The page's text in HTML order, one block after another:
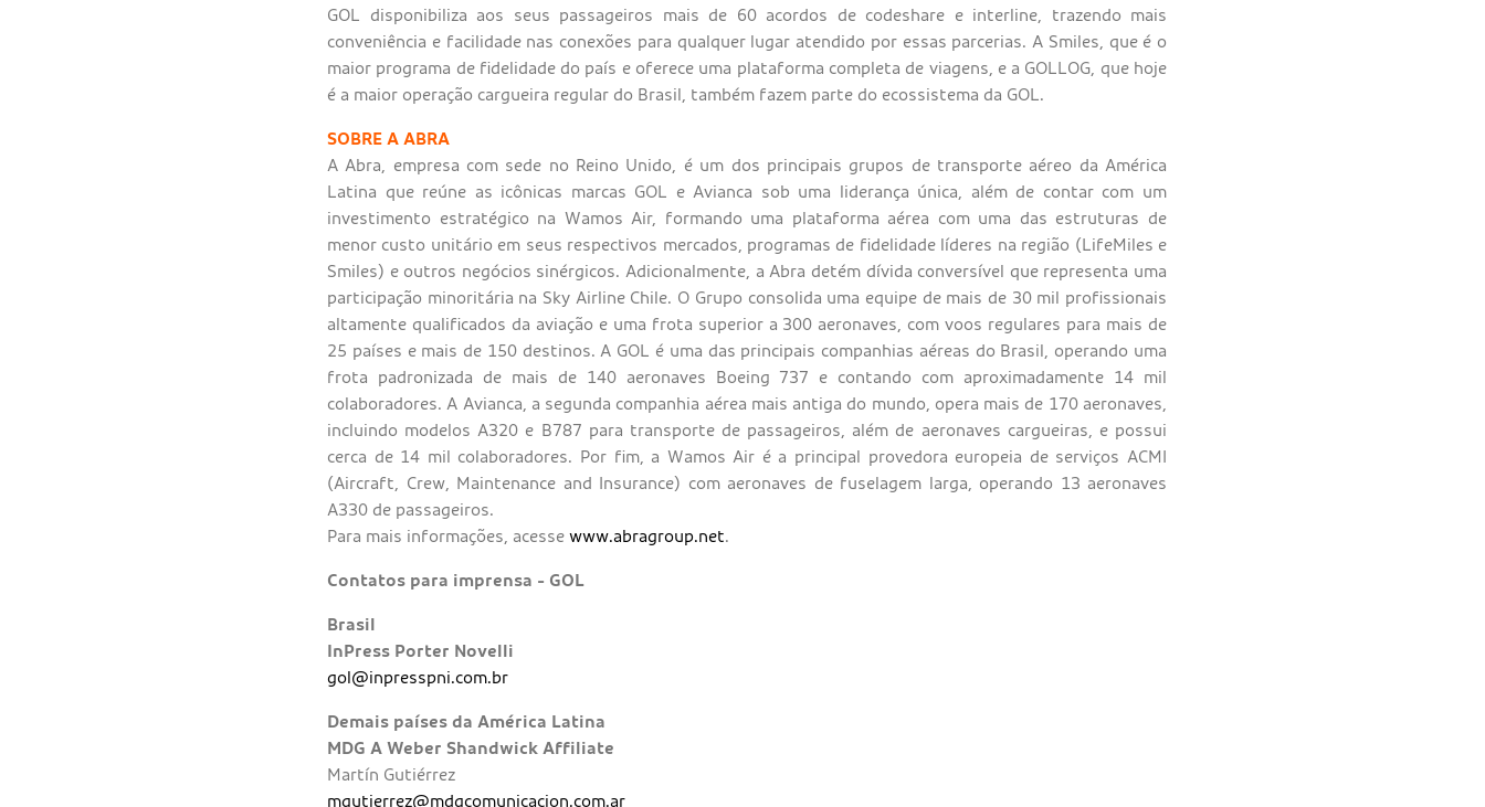
GOL disponibiliza aos seus passageiros mais de 60 acordos de codeshare e interline, trazendo mais
conveniência e facilidade nas conexões para qualquer lugar atendido por essas parcerias. A Smiles, que é o
maior programa de fidelidade do país e oferece uma plataforma completa de viagens, e a GOLLOG, que hoje
é a maior operação cargueira regular do Brasil, também fazem parte do ecossistema da GOL.
SOBRE A ABRA
A Abra, empresa com sede no Reino Unido, é um dos principais grupos de transporte aéreo da América
Latina que reúne as icônicas marcas GOL e Avianca sob uma liderança única, além de contar com um
investimento estratégico na Wamos Air, formando uma plataforma aérea com uma das estruturas de
menor custo unitário em seus respectivos mercados, programas de fidelidade líderes na região (LifeMiles e
Smiles) e outros negócios sinérgicos. Adicionalmente, a Abra detém dívida conversível que representa uma
participação minoritária na Sky Airline Chile. O Grupo consolida uma equipe de mais de 30 mil profissionais
altamente qualificados da aviação e uma frota superior a 300 aeronaves, com voos regulares para mais de
25 países e mais de 150 destinos. A GOL é uma das principais companhias aéreas do Brasil, operando uma
frota padronizada de mais de 140 aeronaves Boeing 737 e contando com aproximadamente 14 mil
colaboradores. A Avianca, a segunda companhia aérea mais antiga do mundo, opera mais de 170 aeronaves,
incluindo modelos A320 e B787 para transporte de passageiros, além de aeronaves cargueiras, e possui
cerca de 14 mil colaboradores. Por fim, a Wamos Air é a principal provedora europeia de serviços ACMI
(Aircraft, Crew, Maintenance and Insurance) com aeronaves de fuselagem larga, operando 13 aeronaves
A330 de passageiros.
Para mais informações, acesse www.abragroup.net.
Contatos para imprensa - GOL
Brasil
InPress Porter Novelli
gol@inpresspni.com.br
Demais países da América Latina
MDG A Weber Shandwick Affiliate
Martín Gutiérrez
mgutierrez@mdgcomunicacion.com.ar